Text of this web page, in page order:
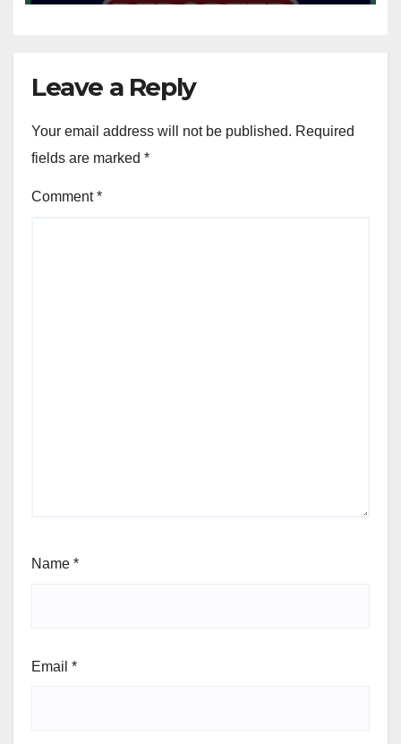
Leave a Reply
Your email address will not be published. Required
fields are marked *
Comment*
Name *
Email *